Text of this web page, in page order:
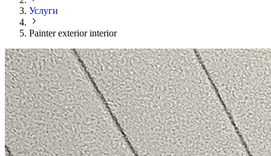
Услуги
Painter exterior interior